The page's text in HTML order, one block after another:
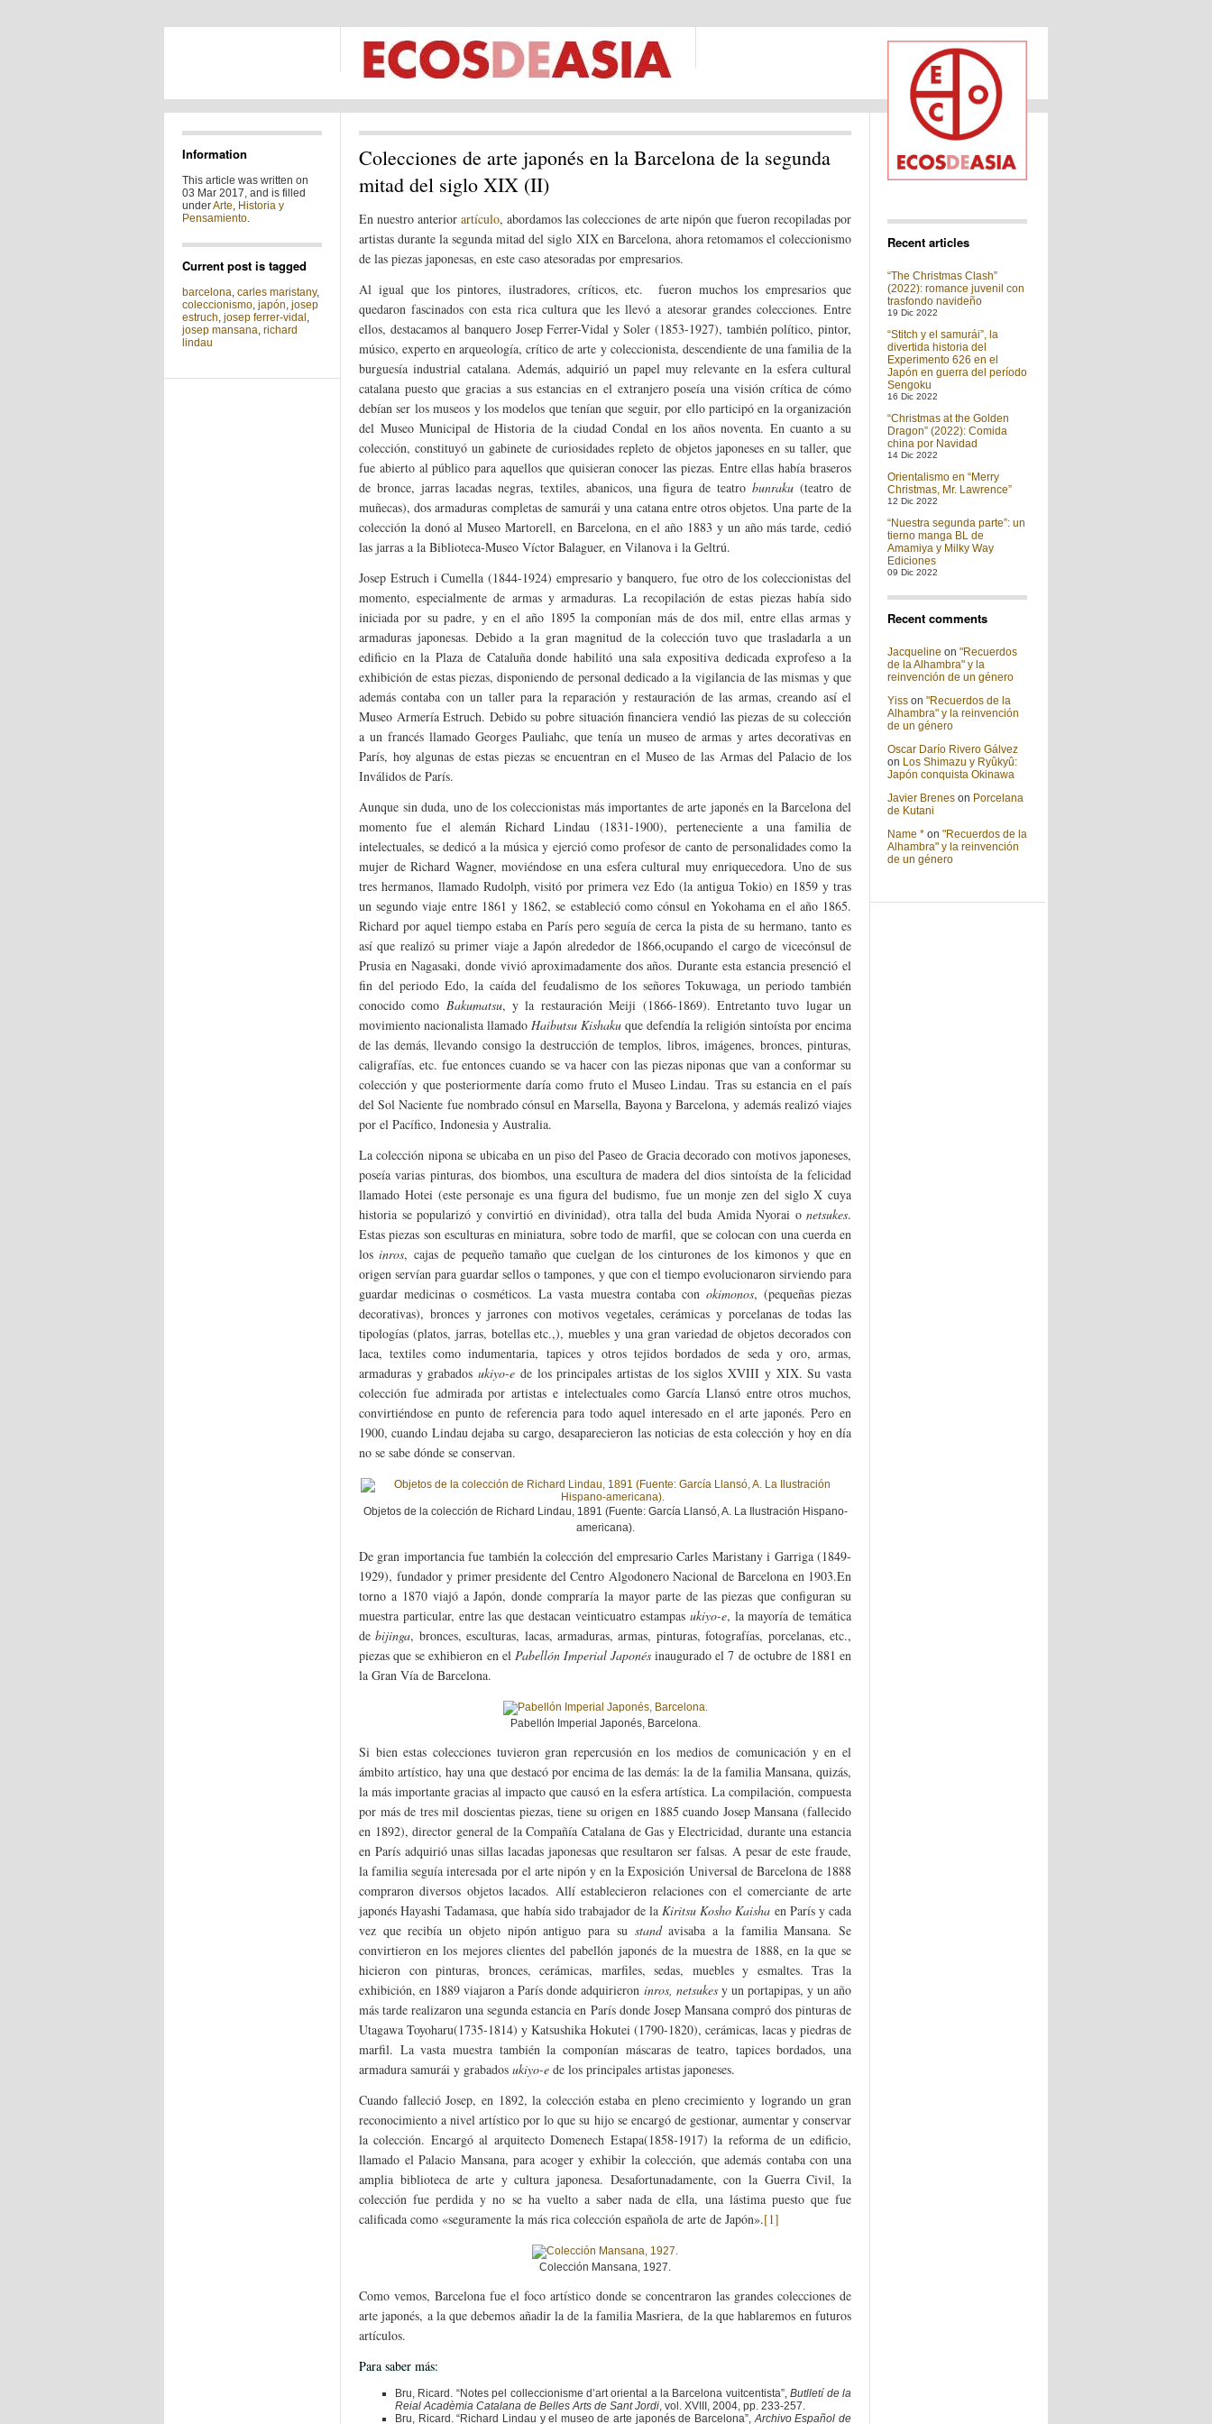
Information
This article was written on
03 Mar 2017, and is filled
underArte, Historia y
Pensamiento.
Current post is tagged
barcelona, carles maristany,
coleccionismo, japón, josep
estruch, josep ferrer-vidal ,
josep mansana, richard
lindau
Colecciones de arte japonés en la Barcelona de la segunda
mitad del siglo XIX (II)
En nuestro anteriorartículo, abordamos las colecciones de arte nipón que fueron recopiladas por
artistas durante la segunda mitad del siglo XIX en Barcelona, ahora retomamos el coleccionismo
de las piezas japonesas, en este caso atesoradas por empresarios.
Al igual que los pintores, ilustradores, críticos, etc. fueron muchos los empresarios que
quedaron fascinados con esta rica cultura que les llevó a atesorar grandes colecciones. Entre
ellos, destacamos al banquero Josep Ferrer-Vidal y Soler (1853-1927), también político, pintor,
músico, experto en arqueología, crítico de arte y coleccionista, descendiente de una familia de la
burguesía industrial catalana. Además, adquirió un papel muy relevante en la esfera cultural
catalana puesto que gracias a sus estancias en el extranjero poseía una visión crítica de cómo
debían ser los museos y los modelos que tenían que seguir, por ello participó en la organización
del Museo Municipal de Historia de la ciudad Condal en los años noventa. En cuanto a su
colección, constituyó un gabinete de curiosidades repleto de objetos japoneses en su taller, que
fue abierto al público para aquellos que quisieran conocer las piezas. Entre ellas había braseros
de bronce, jarras lacadas negras, textiles, abanicos, una figura de teatrobunraku(teatro de
muñecas), dos armaduras completas de samurái y una catana entre otros objetos. Una parte de la
colección la donó al Museo Martorell, en Barcelona, en el año 1883 y un año más tarde, cedió
las jarras a la Biblioteca-Museo Víctor Balaguer, en Vilanova i la Geltrú.
Josep Estruch i Cumella (1844-1924) empresario y banquero, fue otro de los coleccionistas del
momento, especialmente de armas y armaduras. La recopilación de estas piezas había sido
iniciada por su padre, y en el año 1895 la componían más de dos mil, entre ellas armas y
armaduras japonesas. Debido a la gran magnitud de la colección tuvo que trasladarla a un
edificio en la Plaza de Cataluña donde habilitó una sala expositiva dedicada exprofeso a la
exhibición de estas piezas, disponiendo de personal dedicado a la vigilancia de las mismas y que
además contaba con un taller para la reparación y restauración de las armas, creando así el
Museo Armería Estruch. Debido su pobre situación financiera vendió las piezas de su colección
a un francés llamado Georges Pauliahc, que tenía un museo de armas y artes decorativas en
París, hoy algunas de estas piezas se encuentran en el Museo de las Armas del Palacio de los
Inválidos de París.
Aunque sin duda, uno de los coleccionistas más importantes de arte japonés en la Barcelona del
momento fue el alemán Richard Lindau (1831-1900), perteneciente a una familia de
intelectuales, se dedicó a la música y ejerció como profesor de canto de personalidades como la
mujer de Richard Wagner, moviéndose en una esfera cultural muy enriquecedora. Uno de sus
tres hermanos, llamado Rudolph, visitó por primera vez Edo (la antigua Tokio) en 1859 y tras
un segundo viaje entre 1861 y 1862, se estableció como cónsul en Yokohama en el año 1865.
Richard por aquel tiempo estaba en París pero seguía de cerca la pista de su hermano, tanto es
así que realizó su primer viaje a Japón alrededor de 1866,ocupando el cargo de vicecónsul de
Prusia en Nagasaki, donde vivió aproximadamente dos años. Durante esta estancia presenció el
fin del periodo Edo, la caída del feudalismo de los señores Tokuwaga, un periodo también
conocido como Bakumatsu, y la restauración Meiji (1866-1869). Entretanto tuvo lugar un
movimiento nacionalista llamado Haibutsu Kishaku que defendía la religión sintoísta por encima
de las demás, llevando consigo la destrucción de templos, libros, imágenes, bronces, pinturas,
caligrafías, etc. fue entonces cuando se va hacer con las piezas niponas que van a conformar su
colección y que posteriormente daría como fruto el Museo Lindau. Tras su estancia en el país
del Sol Naciente fue nombrado cónsul en Marsella, Bayona y Barcelona, y además realizó viajes
por el Pacífico, Indonesia y Australia.
La colección nipona se ubicaba en un piso del Paseo de Gracia decorado con motivos japoneses,
poseía varias pinturas, dos biombos, una escultura de madera del dios sintoísta de la felicidad
llamado Hotei (este personaje es una figura del budismo, fue un monje zen del siglo X cuya
historia se popularizó y convirtió en divinidad), otra talla del buda Amida Nyorai o netsukes.
Estas piezas son esculturas en miniatura, sobre todo de marfil, que se colocan con una cuerda en
losinros, cajas de pequeño tamaño que cuelgan de los cinturones de los kimonos y que en
origen servían para guardar sellos o tampones, y que con el tiempo evolucionaron sirviendo para
guardar medicinas o cosméticos. La vasta muestra contaba con okimonos, (pequeñas piezas
decorativas), bronces y jarrones con motivos vegetales, cerámicas y porcelanas de todas las
tipologías (platos, jarras, botellas etc.,), muebles y una gran variedad de objetos decorados con
laca, textiles como indumentaria, tapices y otros tejidos bordados de seda y oro, armas,
armaduras y grabadosukiyo-e de los principales artistas de los siglos XVIII y XIX. Su vasta
colección fue admirada por artistas e intelectuales como García Llansó entre otros muchos,
convirtiéndose en punto de referencia para todo aquel interesado en el arte japonés. Pero en
1900, cuando Lindau dejaba su cargo, desaparecieron las noticias de esta colección y hoy en día
no se sabe dónde se conservan.
Objetos de la colección de Richard Lindau, 1891 (Fuente: García Llansó, A. La Ilustración Hispano-
americana).
De gran importancia fue también la colección del empresario Carles Maristany i Garriga (1849-
1929), fundador y primer presidente del Centro Algodonero Nacional de Barcelona en 1903.En
torno a 1870 viajó a Japón, donde compraría la mayor parte de las piezas que configuran su
muestra particular, entre las que destacan veinticuatro estampas ukiyo-e, la mayoría de temática
debijinga, bronces, esculturas, lacas, armaduras, armas, pinturas, fotografías, porcelanas, etc.,
piezas que se exhibieron en el Pabellón Imperial Japonés inaugurado el 7 de octubre de 1881 en
la Gran Vía de Barcelona.
Pabellón Imperial Japonés, Barcelona.
Si bien estas colecciones tuvieron gran repercusión en los medios de comunicación y en el
ámbito artístico, hay una que destacó por encima de las demás: la de la familia Mansana, quizás,
la más importante gracias al impacto que causó en la esfera artística. La compilación, compuesta
por más de tres mil doscientas piezas, tiene su origen en 1885 cuando Josep Mansana (fallecido
en 1892), director general de la Compañía Catalana de Gas y Electricidad, durante una estancia
en París adquirió unas sillas lacadas japonesas que resultaron ser falsas. A pesar de este fraude,
la familia seguía interesada por el arte nipón y en la Exposición Universal de Barcelona de 1888
compraron diversos objetos lacados. Allí establecieron relaciones con el comerciante de arte
japonés Hayashi Tadamasa, que había sido trabajador de laKiritsu Kosho Kaisha en París y cada
vez que recibía un objeto nipón antiguo para su standavisaba a la familia Mansana. Se
convirtieron en los mejores clientes del pabellón japonés de la muestra de 1888, en la que se
hicieron con pinturas, bronces, cerámicas, marfiles, sedas, muebles y esmaltes. Tras la
exhibición, en 1889 viajaron a París donde adquirieron inros, netsukesy un portapipas, y un año
más tarde realizaron una segunda estancia en París donde Josep Mansana compró dos pinturas de
Utagawa Toyoharu(1735-1814) y Katsushika Hokutei (1790-1820), cerámicas, lacas y piedras de
marfil. La vasta muestra también la componían máscaras de teatro, tapices bordados, una
armadura samurái y grabados ukiyo-e de los principales artistas japoneses.
Cuando falleció Josep, en 1892, la colección estaba en pleno crecimiento y logrando un gran
reconocimiento a nivel artístico por lo que su hijo se encargó de gestionar, aumentar y conservar
la colección. Encargó al arquitecto Domenech Estapa(1858-1917) la reforma de un edificio,
llamado el Palacio Mansana, para acoger y exhibir la colección, que además contaba con una
amplia biblioteca de arte y cultura japonesa. Desafortunadamente, con la Guerra Civil, la
colección fue perdida y no se ha vuelto a saber nada de ella, una lástima puesto que fue
calificada como «seguramente la más rica colección española de arte de Japón».[1]
Colección Mansana, 1927.
Como vemos, Barcelona fue el foco artístico donde se concentraron las grandes colecciones de
arte japonés, a la que debemos añadir la de la familia Masriera, de la que hablaremos en futuros
artículos.
Para saber más:
Bru, Ricard. “Notes pel colleccionisme d’art oriental a la Barcelona vuitcentista”,Butlletí de la
Reial Acadèmia Catalana de Belles Arts de Sant Jordi, vol. XVIII, 2004, pp. 233-257.
Bru, Ricard. “Richard Lindau y el museo de arte japonés de Barcelona”,Archivo Español de
Recent articles
“The Christmas Clash”
(2022): romance juvenil con
trasfondo navideño
19 Dic 2022
“Stitch y el samurái”, la
divertida historia del
Experimento 626 en el
Japón en guerra del período
Sengoku
16 Dic 2022
“Christmas at the Golden
Dragon” (2022): Comida
china por Navidad
14 Dic 2022
Orientalismo en “Merry
Christmas, Mr. Lawrence”
12 Dic 2022
“Nuestra segunda parte”: un
tierno manga BL de
Amamiya y Milky Way
Ediciones
09 Dic 2022
Recent comments
Jacqueline on "Recuerdos
de la Alhambra" y la
reinvención de un género
Yiss on "Recuerdos de la
Alhambra" y la reinvención
de un género
Oscar Darío Rivero Gálvez
on Los Shimazu y Ryûkyû:
Japón conquista Okinawa
Javier Brenes on Porcelana
de Kutani
Name * on "Recuerdos de la
Alhambra" y la reinvención
de un género